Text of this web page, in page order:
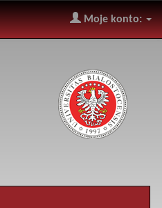
Moje konto: